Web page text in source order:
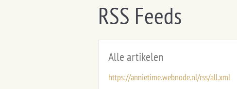
RSS Feeds
Alle artikelen
https://annietime.webnode.nl/rss/all.xml